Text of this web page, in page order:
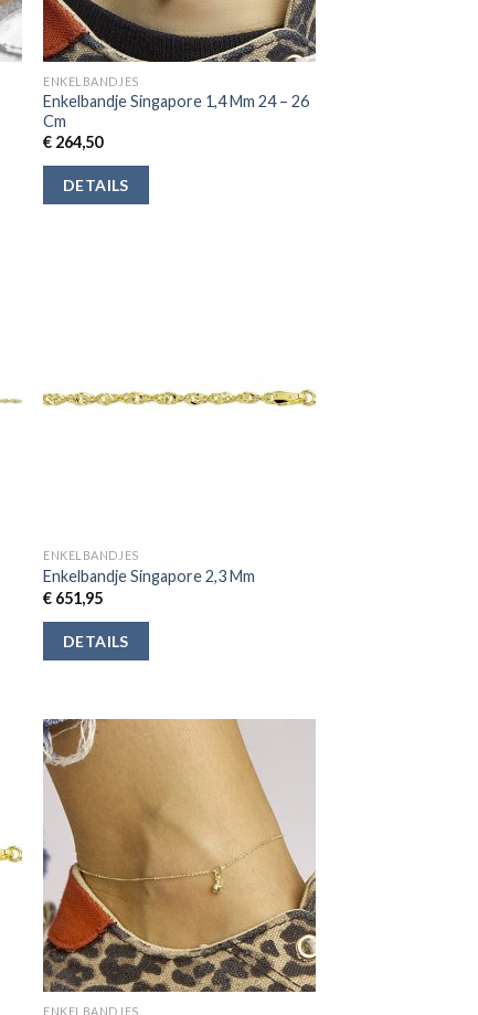
ENKELBANDJES
Enkelbandje Singapore 1,4 Mm 24 – 26
Cm
€ 264,50
DETAILS
ENKELBANDJES
Enkelbandje Singapore 2,3 Mm
€ 651,95
DETAILS
ENKELBANDJES